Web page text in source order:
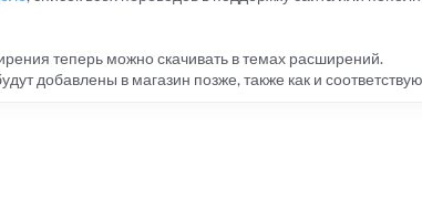
теперь можно скачивать в темах расширений.
добавлены в магазин позже, также как и